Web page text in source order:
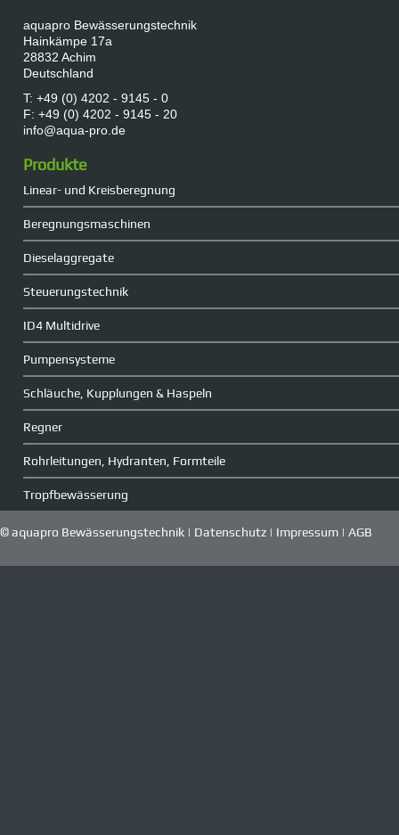
aquapro Bewässerungstechnik
Hainkämpe 17a
28832 Achim
Deutschland
T: +49 (0) 4202 - 9145 - 0
F: +49 (0) 4202 - 9145 - 20
info@aqua-pro.de
Produkte
Linear- und Kreisberegnung
Beregnungsmaschinen
Dieselaggregate
Steuerungstechnik
ID4 Multidrive
Pumpensysteme
Schläuche, Kupplungen & Haspeln
Regner
Rohrleitungen, Hydranten, Formteile
Tropfbewässerung
© aquapro Bewässerungstechnik | Datenschutz | Impressum | AGB